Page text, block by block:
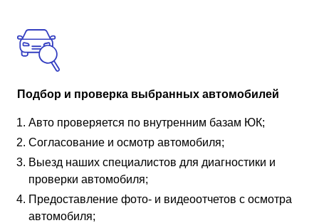
Подбор и проверка выбранных автомобилей
Авто проверяется по внутренним базам ЮК;
Согласование и осмотр автомобиля;
Выезд наших специалистов для диагностики и
проверки автомобиля;
Предоставление фото- и видеоотчетов с осмотра
автомобиля;